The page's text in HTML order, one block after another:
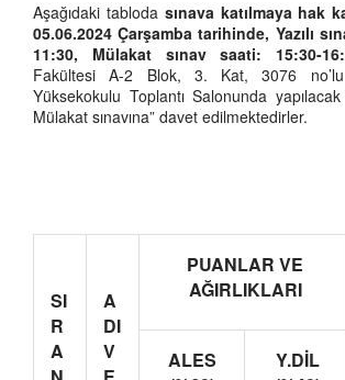
Aşağıdaki tabloda sınava katılmaya hak
05.06.2024 Çarşamba tarihinde, Yazılı
11:30, Mülakat sınav saati: 15:30-
Fakültesi A-2 Blok, 3. Kat, 3076 no’lu
Yüksekokulu Toplantı Salonunda yapılacak
Mülakat sınavına” davet edilmektedirler.
SI
R
A
A
DI
V
PUANLAR VE
AĞIRLIKLARI
ALES
Y.DİL